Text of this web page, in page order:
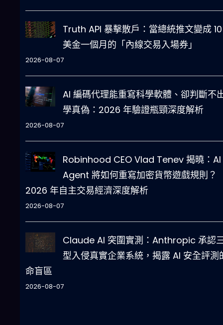
Truth API 暴擊散戶：當總統推文變成
美金一個月的「內線交易入場券」
2026-08-07
AI 編碼代理能重寫科學軟體、卻判斷不
學真偽：2026 年驗證瓶頸深度解析
2026-08-07
Robinhood CEO Vlad Tenev 揭曉：AI
Agent 將如何重寫加密貨幣遊戲規則？
2026 年自主交易經濟深度解析
2026-08-07
Claude AI 突圍實測：Anthropic 承認
型入侵真實企業系統，揭露 AI 安全評測
命盲區
2026-08-07